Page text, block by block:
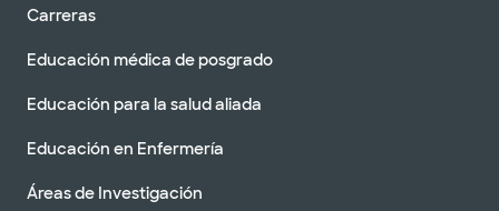
Carreras
Educación médica de posgrado
Educación para la salud aliada
Educación en Enfermería
Áreas de Investigación